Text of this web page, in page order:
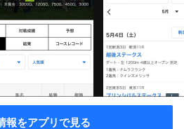
報をアプリで見る